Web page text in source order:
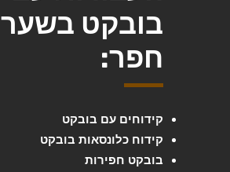
בובקט בשער
חפר:
קידוחים עם בובקט
קידוח כלונסאות בובקט
בובקט חפירות